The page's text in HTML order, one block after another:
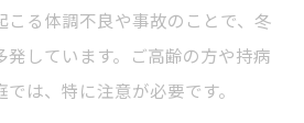
こる体調不良や事故のことで、冬
しています。ご高齢の方や持病
は、特に注意が必要です。